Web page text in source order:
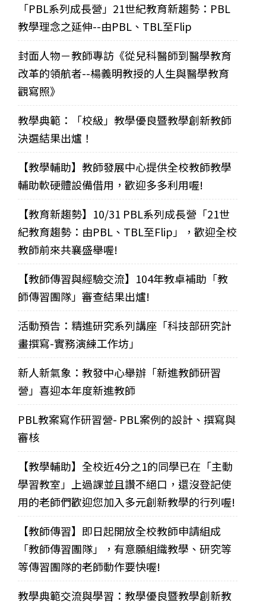
「PBL系列成長營」21世紀教育新趨勢：PBL
教學理念之延伸--由PBL、TBL至Flip
封面人物－教師專訪《從兒科醫師到醫學教育
改革的領航者--楊義明教授的人生與醫學教育
觀寫照》
教學典範：「校級」教學優良暨教學創新教師
決選結果出爐！
【教學輔助】教師發展中心提供全校教師教學
輔助軟硬體設備借用，歡迎多多利用喔!
【教育新趨勢】10/31 PBL系列成長營「21世
紀教育趨勢：由PBL、TBL至Flip」，歡迎全校
教師前來共襄盛舉喔!
【教師傳習與經驗交流】104年教卓補助「教
師傳習團隊」審查結果出爐!
活動預告：精進研究系列講座「科技部研究計
畫撰寫-實務演練工作坊」
新人新氣象：教發中心舉辦「新進教師研習
營」喜迎本年度新進教師
PBL教案寫作研習營- PBL案例的設計、撰寫與
審核
【教學輔助】全校近4分之1的同學已在「主動
學習教室」上過課並且讚不絕口，還沒登記使
用的老師們歡迎您加入多元創新教學的行列喔!
【教師傳習】即日起開放全校教師申請組成
「教師傳習團隊」，有意願組織教學、研究等
等傳習團隊的老師動作要快喔!
教學典範交流與學習：教學優良暨教學創新教